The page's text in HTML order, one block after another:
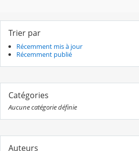
Trier par
Récemment mis à jour
Récemment publié
Catégories
Aucune catégorie définie
Auteurs